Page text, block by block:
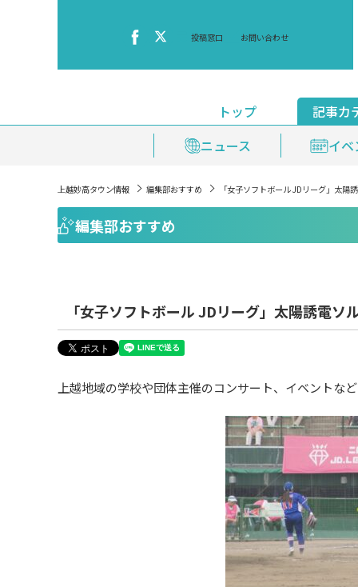
投稿窓口 お問い合わせ
トップ
記事カ
ニュース
イ
おくやみ情報
上越妙高タウン情報 編集部おすすめ 「女子ソフトボール JDリーグ」太
編集部おすすめ
「女子ソフトボール JDリーグ」太陽誘電
上越地域の学校や団体主催のコンサート、イベントな